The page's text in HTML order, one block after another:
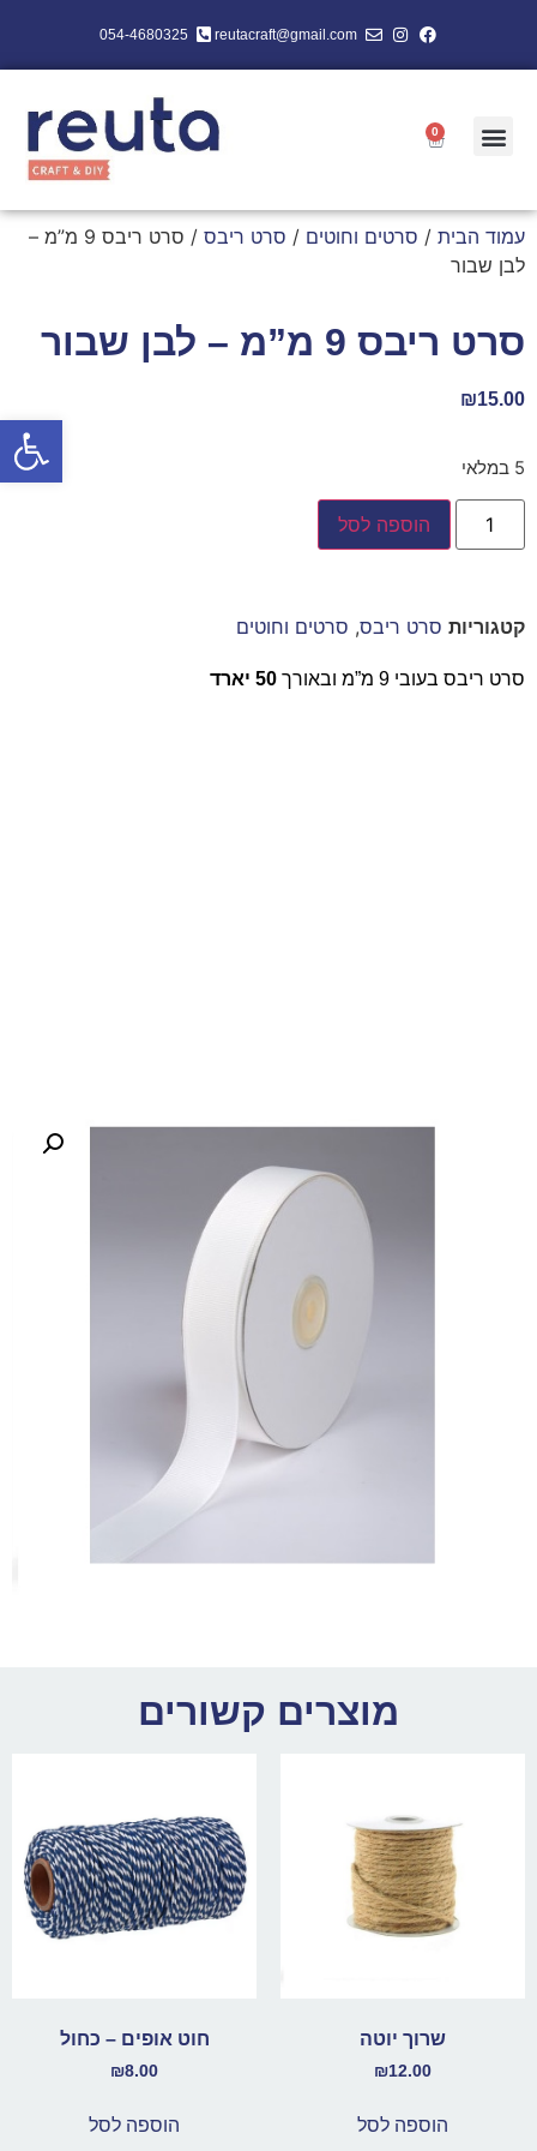
פתח
reutacraft@gmail.com
054-4680325
0
עמוד הבית / סרטים וחוטים / סרט ריבס
/ סרט ריבס 9 מ”מ –
לבן שבור
סרט ריבס 9 מ”מ – לבן שבור
₪15.00
5 במלאי
הוספה לסל
קטגוריות סרט ריבס, סרטים וחוטים
סרט ריבס בעובי 9 מ”מ ובאורך 50 יארד
מוצרים קשורים
שרוך יוטה
₪12.00
הוספה לסל
חוט אופים – כחול
₪8.00
הוספה לסל